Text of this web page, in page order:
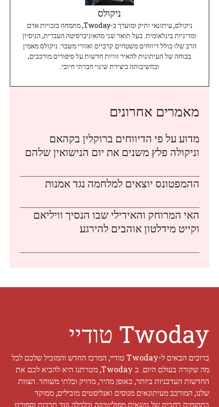
ניקולס
ניקולס, עיתונאי ותיק ומוערך ב-Twoday, מתמחה בזכויות אדם
ומדיניות בינלאומית. בעל תואר שני מהאוניברסיטה העברית, הניסיון
הרב שלו כולל דיווחים משטחים קרביים ואזורי משבר. ניקולס מאמין
בכוחה של העיתונות להאיר זוויות חדשות על סיפורים מורכבים,
ובחשיבותה ביצירת שינוי חברתי חיובי.
מאמרים אחרונים
מדוע על פי הדיווחים ברוקלין בקהאם
וניקולה פלץ משנים את יום הנישואין שלהם
ההמפטונס יוצאים למלחמה נגד אמנות
האי המרוחק והאידילי שבו הנסיך וויליאם
וקייט מידלטון אוהבים להירגע
Twoday טודיי
ברוכים הבאים ל-Twoday טודיי, המרכז החדש והמוביל שלכם לכל
מה שקורה בעולם היום. ב Twoday, מטרתנו היא להביא לכם את
החדשות העדכניות ביותר, באופן מהיר, מדויק ובלתי משוחד. הצוות
שלנו, המורכב מעיתונאים מנוסים ואנליסטים מובילים, ממוקד
בתחומים רחבים של נושאים מפוליטיקה וכלכלה ועד תרבות וספורט.